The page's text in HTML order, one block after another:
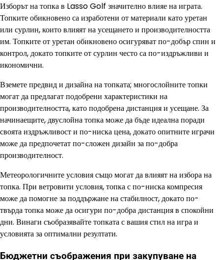
Изборът на топка в Lasso Golf значително влияе на играта.
Топките обикновено са изработени от материали като уретан
или сурлин, които влияят на усещането и производителността
им. Топките от уретан обикновено осигуряват по-добър спин и
контрол, докато топките от сурлин често са по-издръжливи и
икономични.
Вземете предвид и дизайна на топката; многослойните топки
могат да предлагат подобрени характеристики на
производителността, като подобрена дистанция и усещане. За
начинаещите, двуслойна топка може да бъде идеална поради
своята издръжливост и по-ниска цена, докато опитните играчи
може да предпочетат по-сложен дизайн за по-добра
производителност.
Метеорологичните условия също могат да влияят на избора на
топка. При ветровити условия, топка с по-ниска компресия
може да помогне за поддържане на стабилност, докато по-
твърда топка може да осигури по-добра дистанция в спокойни
дни. Винаги съобразявайте топката с вашия стил на игра и
условията за оптимални резултати.
Бюджетни съображения при закупуване на